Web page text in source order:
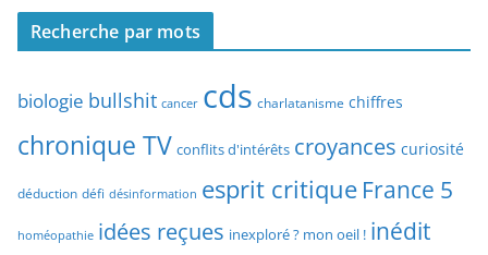
e
a
y
e
c
r
h
p
a
Recherche par mots
biologie bullshit cancer cds charlatanisme chiffres
chronique TV conflits d'intérêts croyances curiosité
déduction défi désinformation esprit critique France 5
homéopathie idées reçues inexploré ? mon oeil ! inédit